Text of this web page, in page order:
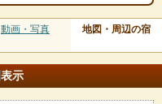
動画・写真 地図・周辺の宿
表示